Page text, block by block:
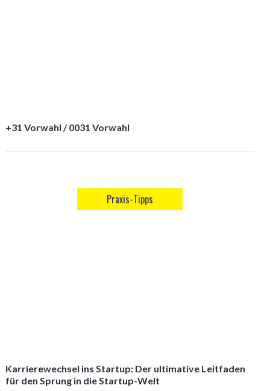
+31 Vorwahl / 0031 Vorwahl
Praxis-Tipps
Karrierewechsel ins Startup: Der ultimative Leitfaden
für den Sprung in die Startup-Welt